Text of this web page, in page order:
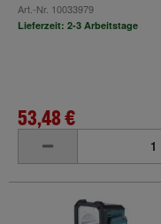
Art.-Nr. 10033979
Lieferzeit: 2-3 Arbeitstage
53,48 €